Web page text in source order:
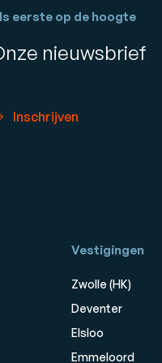
eerste op de hoogte
nieuwsbrief
Inschrijven
Vestigingen
Zwolle (HK)
Deventer
Elsloo
Emmeloord